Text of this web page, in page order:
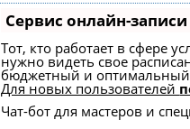
Сервис онлайн-
Тот, кто работает в сфере
нужно видеть свое
бюджетный и
Для новых пользователей
Чат-бот для мастеров и